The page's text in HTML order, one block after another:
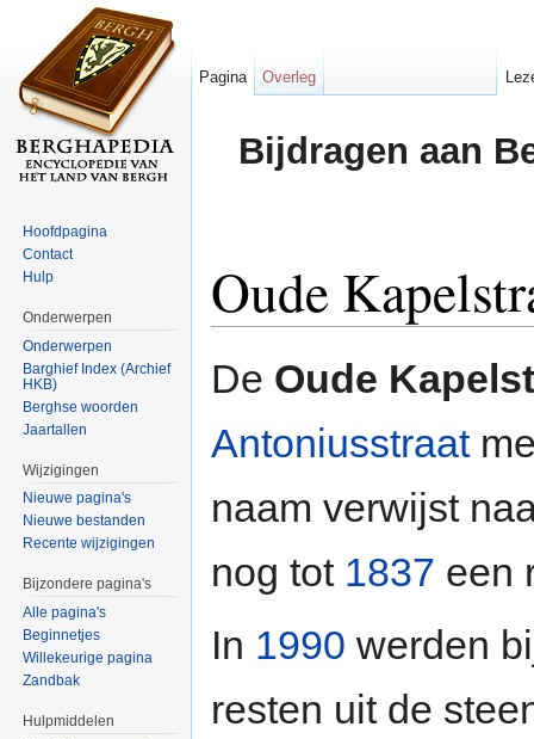
Bijdragen aan
Oude
De Oude
Antoniusstraat
naam verwijst
nog tot 1837 een
In 1990 werden
resten uit de
Pagina Overleg
Hoofdpagina
Contact
Hulp
Onderwerpen
Onderwerpen
Barghief Index (Archief
HKB)
Berghse woorden
Jaartallen
Wijzigingen
Nieuwe pagina's
Nieuwe bestanden
Recente wijzigingen
Bijzondere pagina's
Alle pagina's
Beginnetjes
Willekeurige pagina
Zandbak
Hulpmiddelen